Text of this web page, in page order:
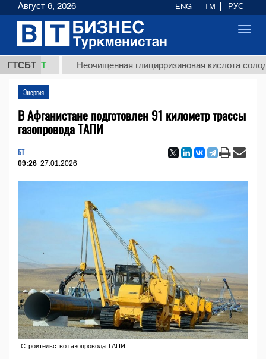
ГТСБТ Неочищенная глицирризиновая кислота
Энергия
В Афганистане подготовлен 91 километр трассы
газопровода TAПИ
БТ
09:26 27.01.2026
Строительство газопровода ТАПИ
Август 6, 2026 ENG TM РУС